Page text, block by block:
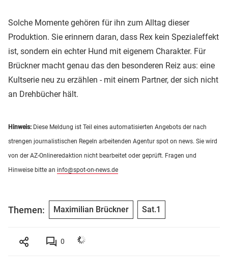
Solche Momente gehören für ihn zum Alltag dieser
Produktion. Sie erinnern daran, dass Rex kein Spezialeffekt
ist, sondern ein echter Hund mit eigenem Charakter. Für
Brückner macht genau das den besonderen Reiz aus: eine
Kultserie neu zu erzählen - mit einem Partner, der sich nicht
an Drehbücher hält.
Hinweis: Diese Meldung ist Teil eines automatisierten Angebots der nach
strengen journalistischen Regeln arbeitenden Agentur spot on news. Sie wird
von der AZ-Onlineredaktion nicht bearbeitet oder geprüft. Fragen und
Hinweise bitte an info@spot-on-news.de
Themen: Maximilian Brückner Sat.1
0